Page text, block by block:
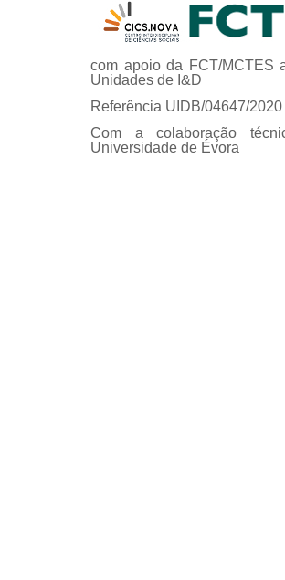
com apoio da FCT/MCTES
Unidades de I&D
Referência UIDB/04647/2020
Com a colaboração
Universidade de Évora